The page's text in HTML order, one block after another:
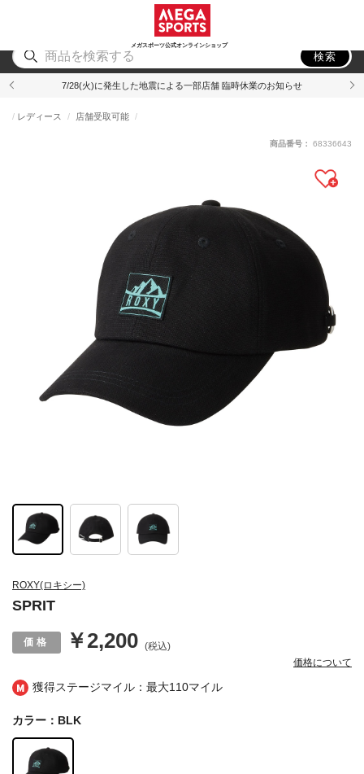
メガスポーツ公式オンラインショップ
アウトドア
検索
7/28(火)に発生した地震による一部店舗 臨時休業のお知らせ
獲得ステージマイル：最大110マイル
ROXY(ロキシー)
SPRIT
レディース 店舗受取可能
￥2,200 (税込)
価格について
商品番号： 68336643
カラー：BLK